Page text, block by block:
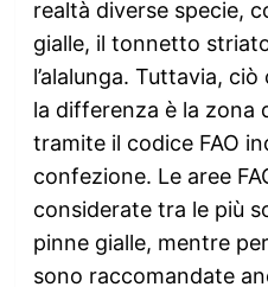
realtà diverse specie,
gialle, il tonnetto
l’alalunga. Tuttavia,
la differenza è la zona
tramite il codice FAO
confezione. Le aree
considerate tra le più
pinne gialle, mentre
sono raccomandate